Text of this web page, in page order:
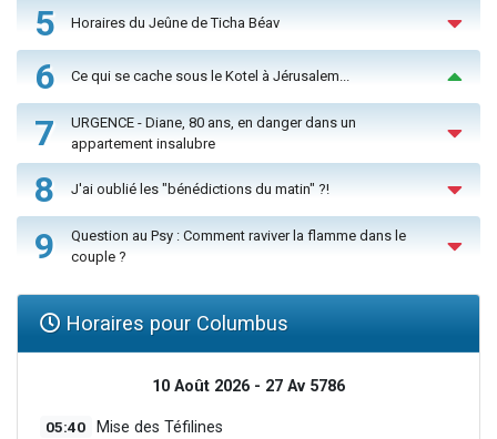
5 Horaires du Jeûne de Ticha Béav
6 Ce qui se cache sous le Kotel à Jérusalem...
7
URGENCE - Diane, 80 ans, en danger dans un
appartement insalubre
8 J'ai oublié les "bénédictions du matin" ?!
9
Question au Psy : Comment raviver la flamme dans le
couple ?
Horaires pour Columbus
10 Août 2026 - 27 Av 5786
05:40 Mise des Téfilines